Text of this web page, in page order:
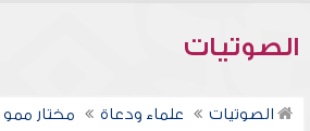
الصوتيات
الصوتيات علماء ودعاة
مختار ممو